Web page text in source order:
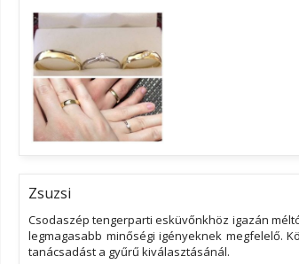
Zsuzsi
Csodaszép tengerparti esküvőnkhöz igazán
legmagasabb minőségi igényeknek megfelelő.
tanácsadást a gyűrű kiválasztásánál.